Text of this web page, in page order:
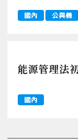
國內 公與義
能源管理法
國內